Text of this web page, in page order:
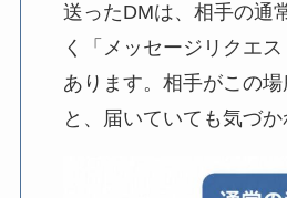
送ったDMは、相手の通
く「メッセージリクエ
あります。相手がこの
と、届いていても気づか